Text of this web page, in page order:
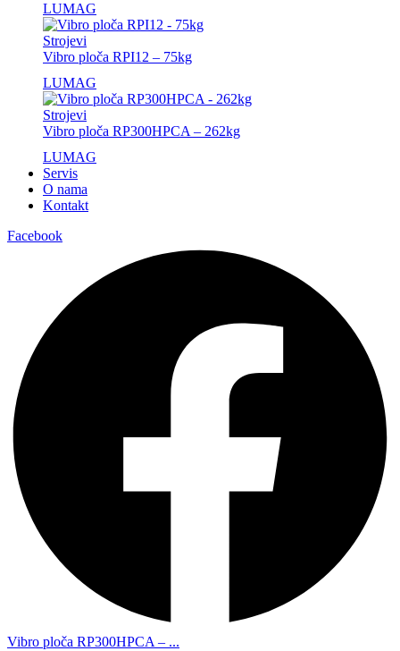
LUMAG
Strojevi
Vibro ploča RPI12 – 75kg
LUMAG
Strojevi
Vibro ploča RP300HPCA – 262kg
LUMAG
Servis
O nama
Kontakt
Facebook
Vibro ploča RP300HPCA – ...